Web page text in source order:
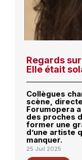
Regards
Elle était
Collègues
scène,
Forumopera
des proches
former une
d’une artiste
manquer.
25 Juil 2025